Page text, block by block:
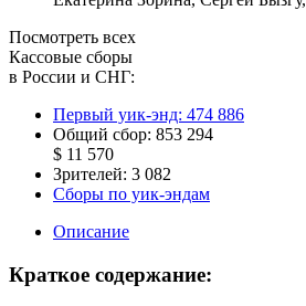
Посмотреть всех
Кассовые сборы
в России и СНГ:
Первый уик-энд: 474 886
Общий сбор: 853 294
$ 11 570
Зрителей: 3 082
Сборы по уик-эндам
Описание
Краткое содержание: